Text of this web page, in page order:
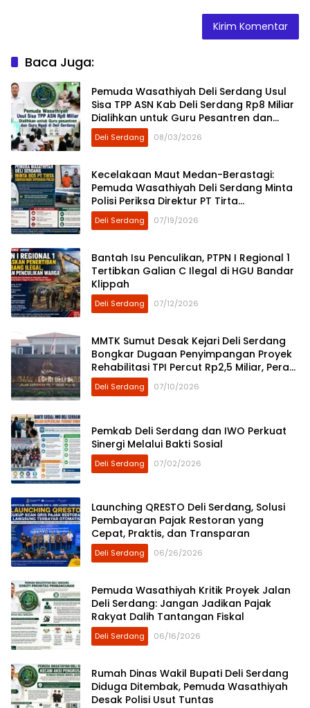
Baca Juga:
Pemuda Wasathiyah Deli Serdang Usul
Sisa TPP ASN Kab Deli Serdang Rp8 Miliar
Dialihkan untuk Guru Pesantren dan
Guru Ngaji
Deli Serdang 08/03/2026
Kecelakaan Maut Medan-Berastagi:
Pemuda Wasathiyah Deli Serdang Minta
Polisi Periksa Direktur PT Tirta
Sibayakindo
Deli Serdang 07/19/2026
Bantah Isu Penculikan, PTPN I Regional 1
Tertibkan Galian C Ilegal di HGU Bandar
Klippah
Deli Serdang 07/12/2026
MMTK Sumut Desak Kejari Deli Serdang
Bongkar Dugaan Penyimpangan Proyek
Rehabilitasi TPI Percut Rp2,5 Miliar, Peran
ASN Berinisial AS hingga Dugaan Pinjam
Bendera Disorot
Deli Serdang 07/10/2026
Pemkab Deli Serdang dan IWO Perkuat
Sinergi Melalui Bakti Sosial
Deli Serdang 07/02/2026
Launching QRESTO Deli Serdang, Solusi
Pembayaran Pajak Restoran yang
Cepat, Praktis, dan Transparan
Deli Serdang 06/26/2026
Pemuda Wasathiyah Kritik Proyek Jalan
Deli Serdang: Jangan Jadikan Pajak
Rakyat Dalih Tantangan Fiskal
Deli Serdang 06/16/2026
Rumah Dinas Wakil Bupati Deli Serdang
Diduga Ditembak, Pemuda Wasathiyah
Desak Polisi Usut Tuntas